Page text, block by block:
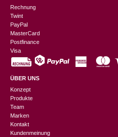
Rechnung
Twint
PayPal
MasterCard
Postfinance
Visa
ÜBER UNS
Konzept
Produkte
Team
Marken
Kontakt
Kundenmeinung